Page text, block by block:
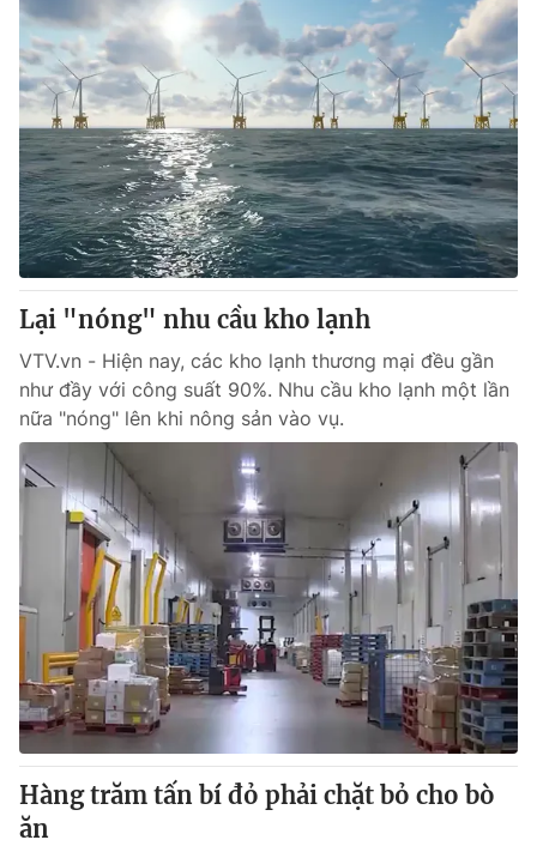
Lại "nóng" nhu cầu kho lạnh
VTV.vn - Hiện nay, các kho lạnh thương mại đều gần
như đầy với công suất 90%. Nhu cầu kho lạnh một lần
nữa "nóng" lên khi nông sản vào vụ.
Hàng trăm tấn bí đỏ phải chặt bỏ cho bò
ăn